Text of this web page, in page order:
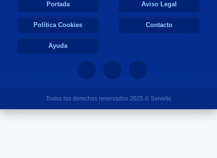
Portada Aviso Legal
Política Cookies Contacto
Ayuda
Todos los derechos reservados 2025 © Solvetic